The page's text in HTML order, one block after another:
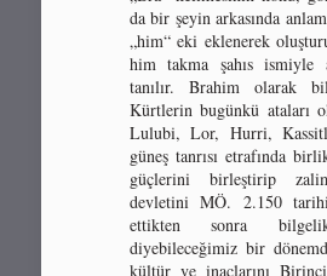
da bir şeyin arkasında
„him“ eki eklenerek
him takma şahıs ismiyle
tanılır. Brahim olarak
Kürtlerin bugünkü ataları
Lulubi, Lor, Hurri,
güneş tanrısı etrafında
güçlerini birleştirip
devletini MÖ. 2.150
ettikten sonra
diyebileceğimiz bir
kültür ve inaçlarını